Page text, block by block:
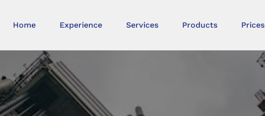
Home Experience Services Products Prices